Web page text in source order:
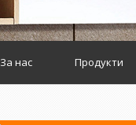
За нас Продукти